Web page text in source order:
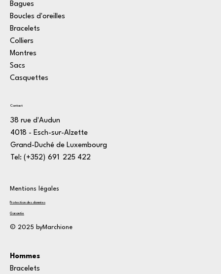
Bagues
Boucles d'oreilles
Bracelets
Colliers
Montres
Sacs
Casquettes
Hommes
Bracelets
Contact
38 rue d'Audun
4018 - Esch-sur-Alzette
Grand-Duché de Luxembourg
Tel: (+352) 691 225 422
Mentions légales
Garantie
Protection des données
© 2025 byMarchione